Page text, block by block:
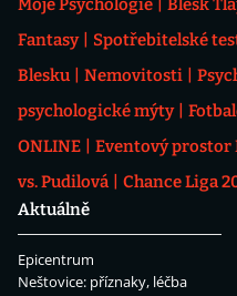
Fantasy
Spotřebitelské
Blesku
Nemovitosti
psychologické mýty
ONLINE
Eventový prostor
vs. Pudilová
Chance Liga
Aktuálně
Epicentrum
Neštovice: příznaky, léčba